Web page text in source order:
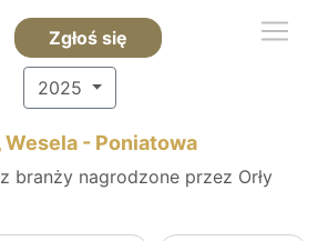
Zgłoś się
2025
Wesela - Poniatowa
branży nagrodzone przez Orły